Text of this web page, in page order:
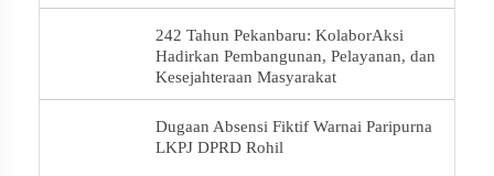
242 Tahun Pekanbaru: KolaborAksi
Hadirkan Pembangunan, Pelayanan, dan
Kesejahteraan Masyarakat
Dugaan Absensi Fiktif Warnai Paripurna
LKPJ DPRD Rohil